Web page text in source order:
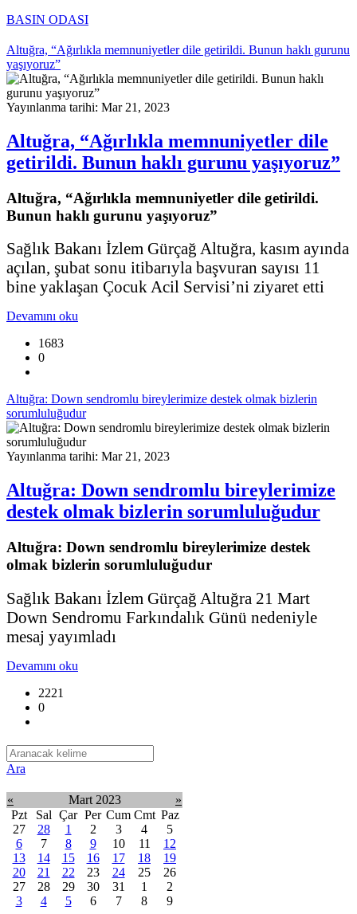
BASIN ODASI
Altuğra, “Ağırlıkla memnuniyetler dile getirildi. Bunun haklı gurunu
yaşıyoruz”
Yayınlanma tarihi: Mar 21, 2023
Altuğra, “Ağırlıkla memnuniyetler dile
getirildi. Bunun haklı gurunu yaşıyoruz”
Altuğra, “Ağırlıkla memnuniyetler dile getirildi.
Bunun haklı gurunu yaşıyoruz”
Sağlık Bakanı İzlem Gürçağ Altuğra, kasım ayında
açılan, şubat sonu itibarıyla başvuran sayısı 11
bine yaklaşan Çocuk Acil Servisi’ni ziyaret etti
Devamını oku
1683
0
Altuğra: Down sendromlu bireylerimize destek olmak bizlerin
sorumluluğudur
Yayınlanma tarihi: Mar 21, 2023
Altuğra: Down sendromlu bireylerimize
destek olmak bizlerin sorumluluğudur
Altuğra: Down sendromlu bireylerimize destek
olmak bizlerin sorumluluğudur
Sağlık Bakanı İzlem Gürçağ Altuğra 21 Mart
Down Sendromu Farkındalık Günü nedeniyle
mesaj yayımladı
Devamını oku
2221
0
Ara
« Mart 2023
»
Pzt
Sal Çar Per Cum Cmt Paz
27
28 1 2 3 4
5
6
7 8 9 10 11
12
13
14 15 16 17 18
19
20
21 22 23 24 25
26
27
28 29 30 31 1
2
3
4 5 6 7 8 9